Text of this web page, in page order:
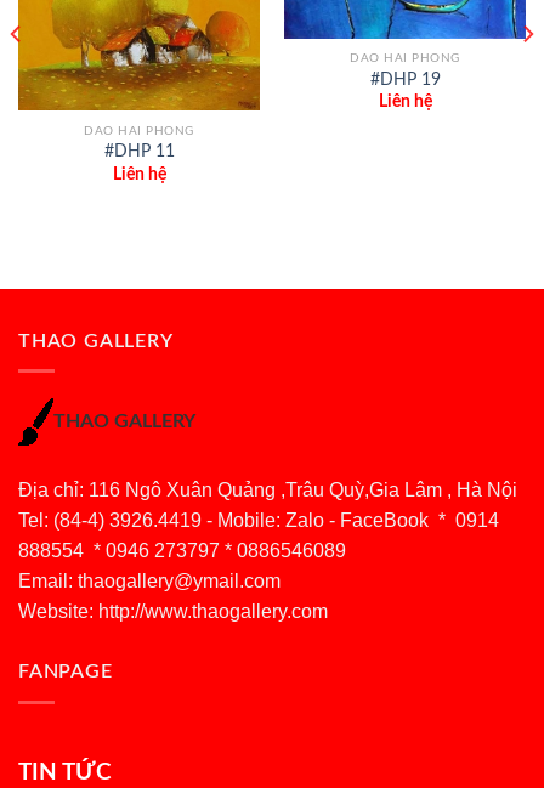
DAO HAI PHONG
#DHP 11
Liên hệ
DAO HAI PHONG
#DHP 19
Liên hệ
THAO GALLERY
THAO GALLERY
Địa chỉ: 116 Ngô Xuân Quảng ,Trâu Quỳ,Gia Lâm , Hà Nội
Tel: (84-4) 3926.4419 - Mobile: Zalo - FaceBook * 0914
888554 * 0946 273797 * 0886546089
Email: thaogallery@ymail.com
Website: http://www.thaogallery.com
FANPAGE
TIN TỨC